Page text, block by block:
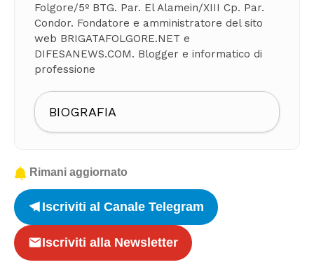
Folgore/5º BTG. Par. El Alamein/XIII Cp. Par.
Condor. Fondatore e amministratore del sito
web BRIGATAFOLGORE.NET e
DIFESANEWS.COM. Blogger e informatico di
professione
BIOGRAFIA
Rimani aggiornato
Iscriviti al Canale Telegram
Iscriviti alla Newsletter